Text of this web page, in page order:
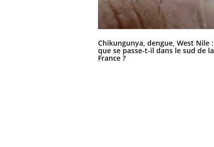
Chikungunya, dengue, West Nile :
que se passe-t-il dans le sud de la
France ?